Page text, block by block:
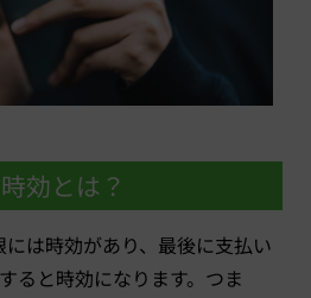
効とは？
は時効があり、最後に支払い
ると時効になります。つま